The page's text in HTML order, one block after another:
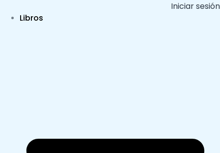
Iniciar sesión
Libros